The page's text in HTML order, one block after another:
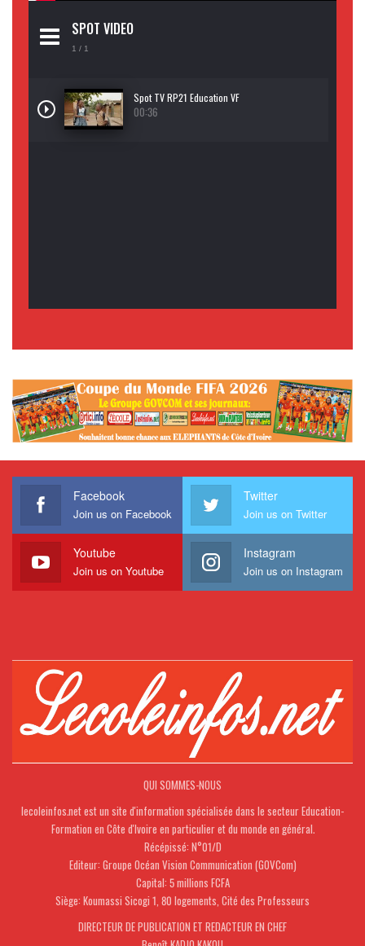
SPOT VIDEO
1 / 1
Spot TV RP21 Education VF
00:36
Facebook
Join us on Facebook
Twitter
Join us on Twitter
Youtube
Join us on Youtube
Instagram
Join us on Instagram
QUI SOMMES-NOUS
lecoleinfos.net est un site d'information spécialisée dans le secteur Education-
Formation en Côte d'Ivoire en particulier et du monde en général.
Récépissé: N°01/D
Editeur: Groupe Océan Vision Communication (GOVCom)
Capital: 5 millions FCFA
Siège: Koumassi Sicogi 1, 80 logements, Cité des Professeurs
DIRECTEUR DE PUBLICATION ET REDACTEUR EN CHEF